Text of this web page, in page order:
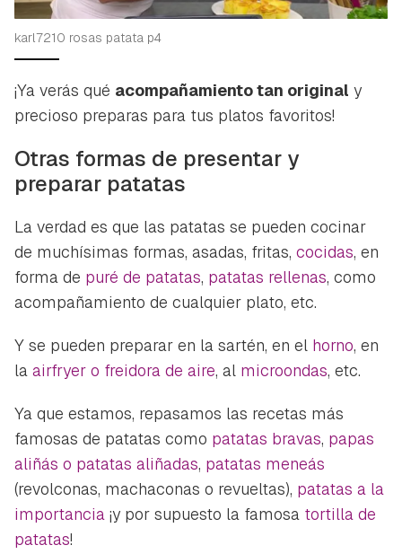
karl7210 rosas patata p4
¡Ya verás qué acompañamiento tan original y
precioso preparas para tus platos favoritos!
Otras formas de presentar y
preparar patatas
La verdad es que las patatas se pueden cocinar
de muchísimas formas, asadas, fritas, cocidas, en
forma de puré de patatas, patatas rellenas, como
acompañamiento de cualquier plato, etc.
Y se pueden preparar en la sartén, en el horno, en
la airfryer o freidora de aire, al microondas, etc.
Ya que estamos, repasamos las recetas más
famosas de patatas como patatas bravas, papas
aliñás o patatas aliñadas, patatas meneás
(revolconas, machaconas o revueltas), patatas a la
importancia ¡y por supuesto la famosa tortilla de
patatas!